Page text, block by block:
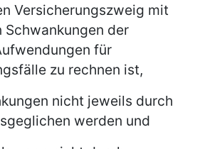
Versicherungszweig mit
Schwankungen der
für
zu rechnen ist,
nicht jeweils durch
werden und